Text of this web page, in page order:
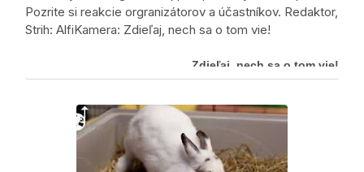
Pozrite si reakcie orgranizátorov a účastníkov. Redaktor,
Strih: AlfiKamera: Zdieľaj, nech sa o tom vie!
Zdieľaj, nech sa o tom vie!